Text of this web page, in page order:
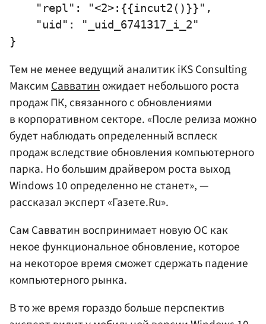
    "repl": "<2>:{{incut2()}}",
    "uid": "_uid_6741317_i_2"
Тем не менее ведущий аналитик iKS Consulting
МаксимСавватиножидает небольшого роста
продаж ПК, связанного с обновлениями
в корпоративном секторе. «После релиза можно
будет наблюдать определенный всплеск
продаж вследствие обновления компьютерного
парка. Но большим драйвером роста выход
Windows 10 определенно не станет», —
рассказал эксперт «Газете.Ru».
Сам Савватин воспринимает новую ОС как
некое функциональное обновление, которое
на некоторое время сможет сдержать падение
компьютерного рынка.
В то же время гораздо больше перспектив